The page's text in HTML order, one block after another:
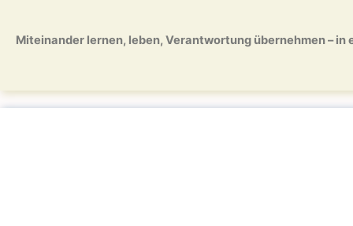
springen
springen
Miteinander lernen, leben, Verantwortung übernehmen – in